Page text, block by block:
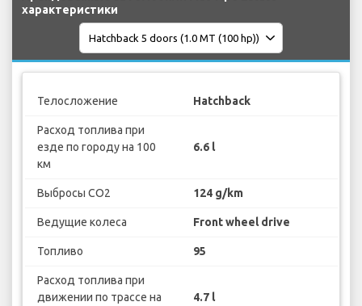
характеристики
Телосложение Hatchback
Расход топлива при
езде по городу на 100
км
6.6 l
Выбросы CO2 124 g/km
Ведущие колеса Front wheel drive
Топливо 95
Расход топлива при
движении по трассе на
4.7 l